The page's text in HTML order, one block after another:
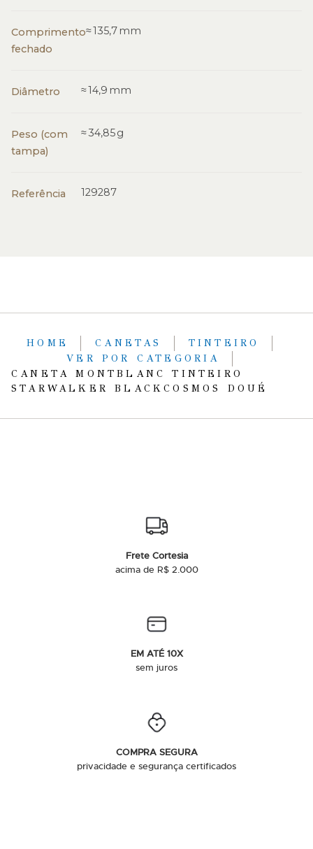
Comprimento
fechado
≈ 135,7 mm
Diâmetro ≈ 14,9 mm
Peso (com
tampa)
≈ 34,85 g
Referência 129287
HOME CANETAS
TINTEIRO
VER POR CATEGORIA
CANETA MONTBLANC TINTEIRO
STARWALKER BLACKCOSMOS DOUÉ
Frete Cortesia
acima de R$ 2.000
EM ATÉ 10X
sem juros
COMPRA SEGURA
privacidade e segurança certificados